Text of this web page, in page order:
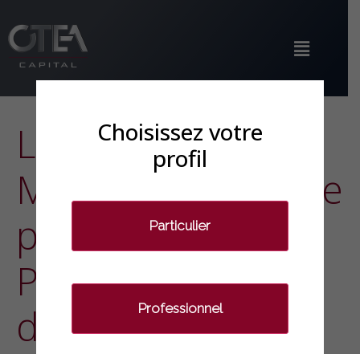
Le point
Macroéconomique
par Laurent
PUGET, Président
d’OTEA Capital
Choisissez votre
profil
Particulier
Professionnel